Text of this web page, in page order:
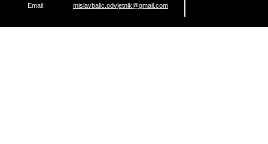
Email:
mislavbalic.odvjetnik@gmail.com